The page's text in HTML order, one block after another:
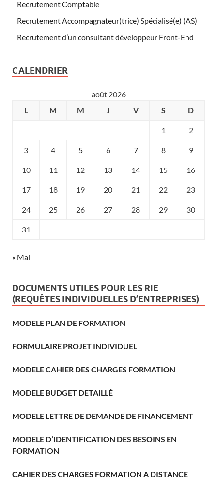
Recrutement Comptable
Recrutement Accompagnateur(trice) Spécialisé(e) (AS)
Recrutement d’un consultant développeur Front-End
CALENDRIER
août 2026
L
M M J V S D
1 2
3 4 5 6 7 8 9
10 11 12 13 14 15 16
17 18 19 20 21 22 23
24 25 26 27 28 29 30
31
« Mai
DOCUMENTS UTILES POUR LES RIE
(REQUÊTES INDIVIDUELLES D’ENTREPRISES)
MODELE PLAN DE FORMATION
FORMULAIRE PROJET INDIVIDUEL
MODELE CAHIER DES CHARGES FORMATION
MODELE BUDGET DETAILLÉ
MODELE LETTRE DE DEMANDE DE FINANCEMENT
MODELE D’IDENTIFICATION DES BESOINS EN
FORMATION
CAHIER DES CHARGES FORMATION A DISTANCE